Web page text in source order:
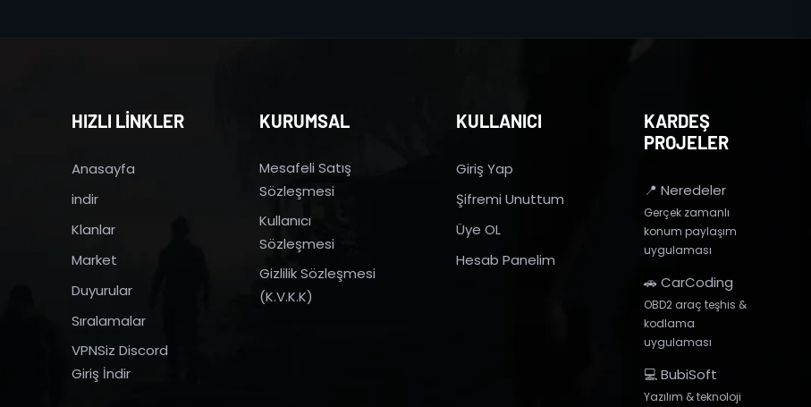
HIZLI LİNKLER
Anasayfa
indir
Klanlar
Market
Duyurular
Sıralamalar
VPNSiz Discord
Giriş İndir
KURUMSAL
Mesafeli Satış
Sözleşmesi
Kullanıcı
Sözleşmesi
Gizlilik Sözleşmesi
(K.V.K.K)
KULLANICI
Giriş Yap
Şifremi Unuttum
Üye OL
Hesab Panelim
KARDEŞ
PROJELER
📍 Neredeler
Gerçek zamanlı
konum paylaşım
uygulaması
🚗 CarCoding
OBD2 araç teşhis &
kodlama
uygulaması
💻 BubiSoft
Yazılım & teknoloji